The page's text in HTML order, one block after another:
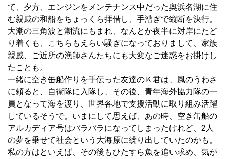
て、夕方、エンジンをメンテナンス中だった奥浜名湖に住
む親戚の和船をちょっくら拝借し、手漕ぎで縦断を決行。
大潮の三角波と潮流にもまれ、なんとか夜半に対岸にたど
り着くも、こちらもえらい騒ぎになっておりまして、家族
親戚、ご近所の漁師さんたちにも大変なご迷惑をお掛けし
たことも。
一緒に空き缶船作りを手伝った友達のＫ君は、風のうわさ
に頼ると、自衛隊に入隊し、その後、青年海外協力隊の一
員となって海を渡り、世界各地で支援活動に取り組み活躍
しているそうで。いまにして思えば、あの時、空き缶船の
アルカディア号はバラバラになってしまったけれど、2人
の夢を乗せて社会という大海原に繰り出していたのかも。
私の方はといえば、その後もひたすら魚を追い求め、気が